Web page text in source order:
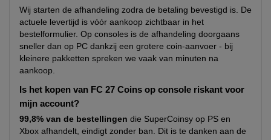
Wij starten de afhandeling zodra de betaling bevestigd is. De
actuele levertijd is vóór aankoop zichtbaar in het
bestelformulier. Op consoles is de afhandeling doorgaans
sneller dan op PC dankzij een grotere coin-aanvoer - bij
kleinere pakketten spreken we vaak van minuten na
aankoop.
Is het kopen van FC 27 Coins op console riskant voor
mijn account?
99,8% van de bestellingen die SuperCoinsy op PS en
Xbox afhandelt, eindigt zonder ban. Dit is te danken aan de